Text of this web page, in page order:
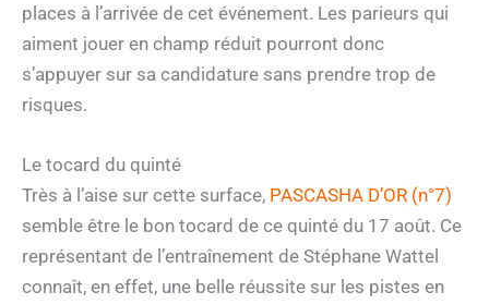
places à l’arrivée de cet événement. Les parieurs qui
aiment jouer en champ réduit pourront donc
s’appuyer sur sa candidature sans prendre trop de
risques.
Le tocard du quinté
Très à l’aise sur cette surface, PASCASHA D’OR (n°7)
semble être le bon tocard de ce quinté du 17 août. Ce
représentant de l’entraînement de Stéphane Wattel
connaît, en effet, une belle réussite sur les pistes en